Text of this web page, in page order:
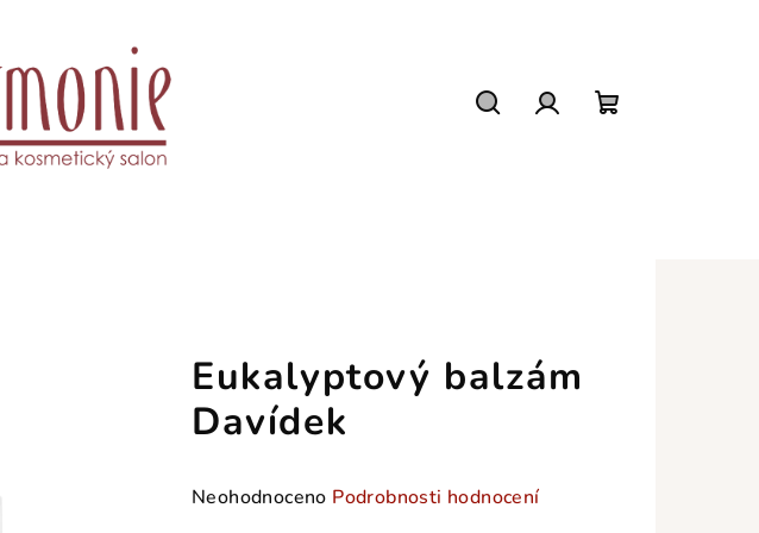
Eukalyptový balzám
Davídek
Průměrné
Neohodnoceno Podrobnosti hodnocení